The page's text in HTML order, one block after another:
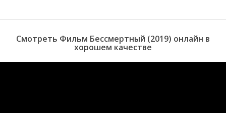
Смотреть Фильм Бессмертный (2019) онлайн в
хорошем качестве